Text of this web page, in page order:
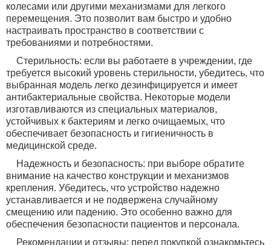
колесами или другими механизмами для легкого
перемещения. Это позволит вам быстро и удобно
настраивать пространство в соответствии с
требованиями и потребностями.
Стерильность: если вы работаете в учреждении, где
требуется высокий уровень стерильности, убедитесь, что
выбранная модель легко дезинфицируется и имеет
антибактериальные свойства. Некоторые модели
изготавливаются из специальных материалов,
устойчивых к бактериям и легко очищаемых, что
обеспечивает безопасность и гигиеничность в
медицинской среде.
Надежность и безопасность: при выборе обратите
внимание на качество конструкции и механизмов
крепления. Убедитесь, что устройство надежно
устанавливается и не подвержена случайному
смещению или падению. Это особенно важно для
обеспечения безопасности пациентов и персонала.
Рекомендации и отзывы: перед покупкой ознакомьтесь